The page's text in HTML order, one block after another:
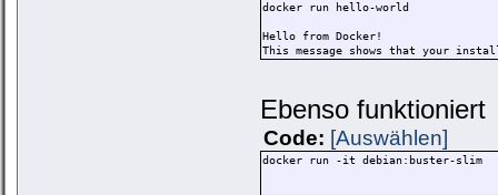
docker run hello-world
Hello from Docker!
This message shows that your
Ebenso funktioniert
Code: [Auswählen]
docker run -it debian:buster-slim